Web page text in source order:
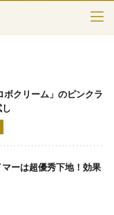
ボクリーム」のピンクラ
ーは超優秀下地！効果